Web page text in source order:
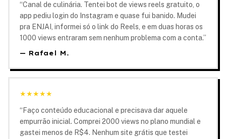
“Canal de culinária. Tentei bot de views reels gratuito, o
app pediu login do Instagram e quase fui banido. Mudei
pra ENJAI, informei só o link do Reels, e em duas horas os
1000 views entraram sem nenhum problema com a conta.”
— Rafael M.
★★★★★
“ Faço conteúdo educacional e precisava dar aquele
empurrão inicial. Comprei 2000 views no plano mundial e
gastei menos de R$4. Nenhum site grátis que testei